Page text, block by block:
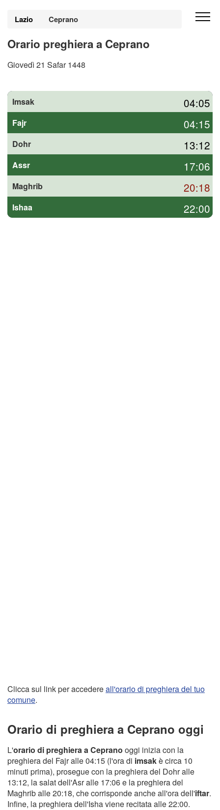
Lazio Ceprano
Orario preghiera a Ceprano
Giovedì 21 Safar 1448
Imsak 04:05
Fajr 04:15
Dohr 13:12
Assr 17:06
Maghrib 20:18
Ishaa 22:00
Clicca sul link per accedereall'orario di preghiera del tuo
comune.
Orario di preghiera a Ceprano oggi
L'orario di preghiera a Ceprano oggi inizia con la
preghiera del Fajr alle 04:15 (l'ora di imsakè circa 10
minuti prima), prosegue con la preghiera del Dohr alle
13:12, la salat dell'Asr alle 17:06 e la preghiera del
Maghrib alle 20:18, che corrisponde anche all'ora dell'iftar.
Infine, la preghiera dell'Isha viene recitata alle 22:00.